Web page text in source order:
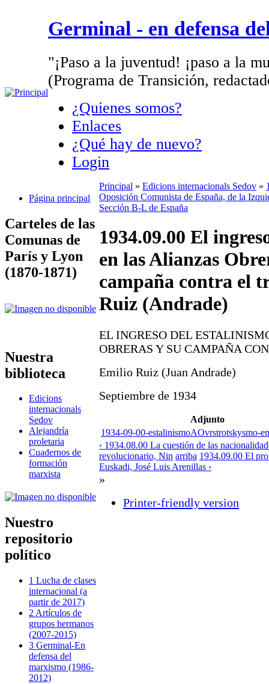
Germinal - en defensa
"¡Paso a la juventud! ¡paso a la
(Programa de Transición,
¿Quienes somos?
Enlaces
¿Qué hay de nuevo?
Login
Página principal
Carteles de las
Comunas de
París y Lyon
(1870-1871)
Nuestra
biblioteca
Edicions
internacionals
Sedov
Alejandría
proletaria
Cuadernos de
formación
marxista
Nuestro
repositorio
político
1 Lucha de clases
internacional (a
partir de 2017)
2 Artículos de
grupos hermanos
(2007-2015)
3 Germinal-En
defensa del
marxismo (1986-
2012)
Principal » Edicions internacionals Sedov »
Oposición Comunista de España, de la
Sección B-L de España
1934.09.00 El
en las Alianzas
campaña contra el
Ruiz (Andrade)
EL INGRESO DEL
OBRERAS Y SU CAMPAÑA
Emilio Ruiz (Juan Andrade)
Septiembre de 1934
Adjunto
1934-09-00-estalinismoAOvrstrotskysmo-
‹ 1934.08.00 La cuestión de las
revolucionario, Nin arriba 1934.09.00 El
Euskadi, José Luis Arenillas ›
»
Printer-friendly version